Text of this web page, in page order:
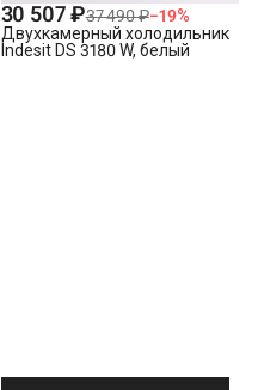
30 507 ₽37 490 ₽−19%
Двухкамерный холодильник
Indesit DS 3180 W, белый